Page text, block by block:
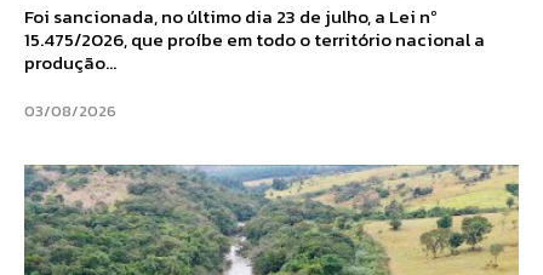
Foi sancionada, no último dia 23 de julho, a Lei nº
15.475/2026, que proíbe em todo o território nacional a
produção...
03/08/2026